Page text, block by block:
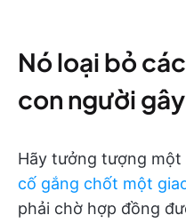
Nó loại bỏ
con người
Hãy tưởng tượng một
cố gắng chốt một
phải chờ hợp đồng